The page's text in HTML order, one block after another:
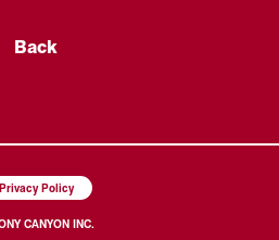
Back
Privacy Policy
CANYON INC.